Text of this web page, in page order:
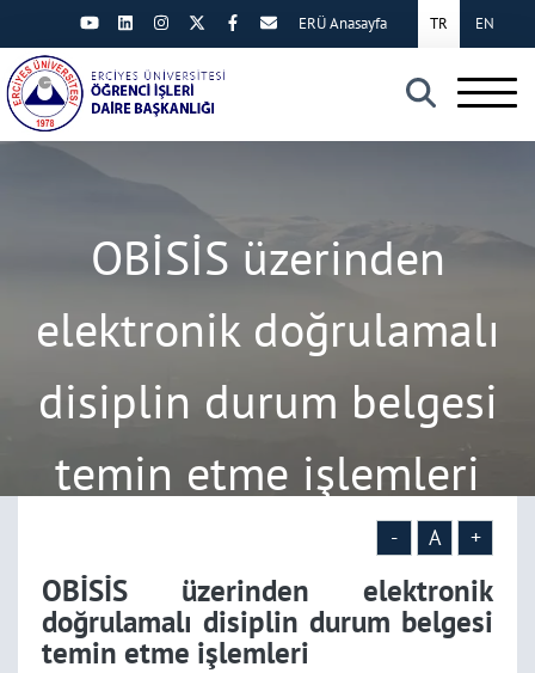
×
TR EN
ERÜ Anasayfa
OBİSİS üzerinden
elektronik doğrulamalı
disiplin durum belgesi
temin etme işlemleri
- A +
OBİSİS üzerinden elektronik
doğrulamalı disiplin durum belgesi
temin etme işlemleri